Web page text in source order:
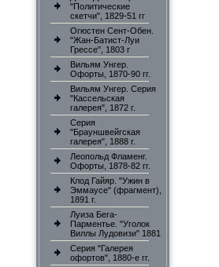
"Политические
скетчи", 1829-51 гг
Огюстен Сент-Обен.
"Жан-Батист-Луи
Грессе", 1803 г
Вильям Унгер.
Офорты, 1870-90 гг.
Вильям Унгер. Серия
"Кассельская
галерея", 1872 г.
Серия
"Брауншвейгская
галерея", 1888 г.
Леопольд Фламенг.
Офорты, 1878-82 гг.
Клод Гайяр. "Ужин в
Эммаусе" (фрагмент),
1891 г.
Луиза Бега-
Парментье. "Уголок
Виллы Лудовизи" 1881
Серия "Галерея
офортов", 1880-е гг.